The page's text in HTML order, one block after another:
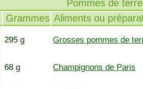
Pommes de
Grammes Aliments ou
295 g Grosses pommes de
68 g Champignons de Paris